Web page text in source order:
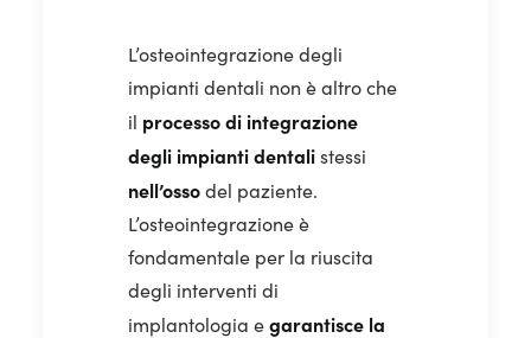
L’osteointegrazione degli
impianti dentali non è altro che
il processo di integrazione
degli impianti dentalistessi
nell’ossodel paziente.
L’osteointegrazione è
fondamentale per la riuscita
degli interventi di
implantologia egarantisce la